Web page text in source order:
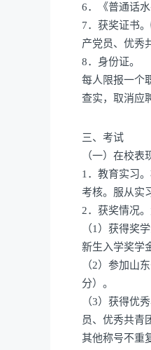
6．《普通话
7．获奖证书
产党员、优秀
8．身份证。
每人限报一个
查实，取消应
三、考试
（一）在校表
1．教育实习
考核。服从实
2．获奖情况
（1）获得奖
新生入学奖学
（2）参加山
分）。
（3）获得优
员、优秀共青
其他称号不重